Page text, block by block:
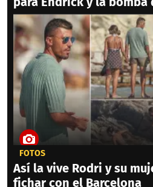
FOTOS
Así la vive Rodri y su
fichar con el Barcelona